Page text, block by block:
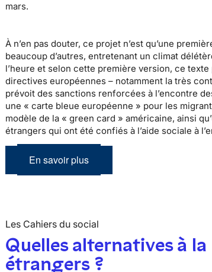
mars.
À n’en pas douter, ce projet n’est qu’une
beaucoup d’autres, entretenant un climat
l’heure et selon cette première version, ce
directives européennes – notamment la très
prévoit des sanctions renforcées à l’encontre
une « carte bleue européenne » pour les
modèle de la « green card » américaine, ainsi
étrangers qui ont été confiés à l’aide sociale à
En savoir plus
Les Cahiers du social
Quelles alternatives à
étrangers ?